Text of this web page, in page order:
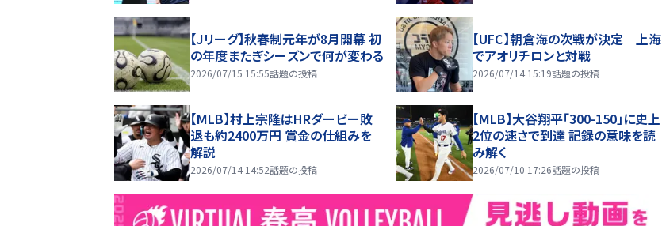
【Jリーグ】秋春制元年が8月開幕 初
の年度またぎシーズンで何が変わる
2026/07/15 15:55話題の投稿
【UFC】朝倉海の次戦が決定 上海
でアオリチロンと対戦
2026/07/14 15:19話題の投稿
【MLB】村上宗隆はHRダービー敗
退も約2400万円 賞金の仕組みを
解説
2026/07/14 14:52話題の投稿
【MLB】大谷翔平「300-150」に史上
2位の速さで到達 記録の意味を読
み解く
2026/07/10 17:26話題の投稿